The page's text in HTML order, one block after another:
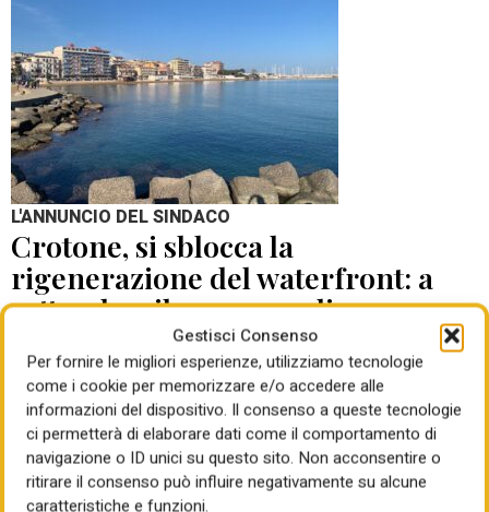
Gestisci Consenso
Per fornire le migliori esperienze, utilizziamo tecnologie
come i cookie per memorizzare e/o accedere alle
informazioni del dispositivo. Il consenso a queste tecnologie
ci permetterà di elaborare dati come il comportamento di
navigazione o ID unici su questo sito. Non acconsentire o
ritirare il consenso può influire negativamente su alcune
caratteristiche e funzioni.
L'ANNUNCIO DEL SINDACO
Crotone, si sblocca la
rigenerazione del waterfront: a
settembre il concorso di
progettazione
05 Ago 2026 di Mauro Giansante